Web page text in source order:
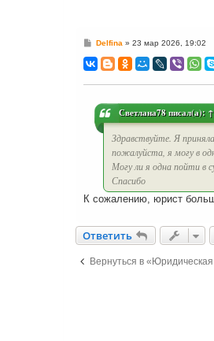
С
о
б
и
Delfina» 23 мар 2026, 19:02
Светлана78писал(а): ↑
Здравствуйте. Я
пожалуйста, я могу в
Могу ли я одна пойти в
Спасибо
К сожалению, юрист
Ответить
Ответить
Вернуться в